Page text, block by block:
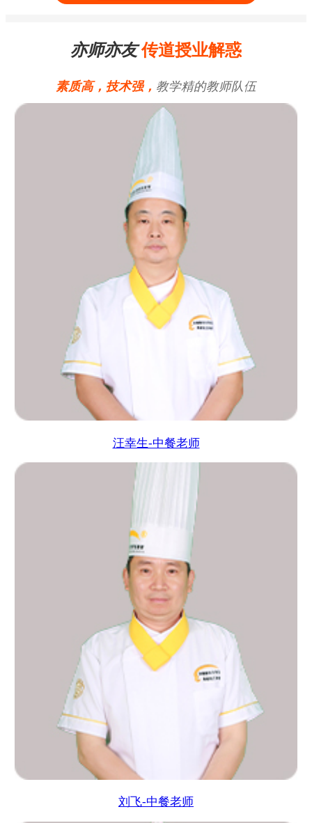
亦师亦友传道授业解惑
素质高，技术强， 教学精的教师队伍
汪幸生-中餐老师
刘飞-中餐老师